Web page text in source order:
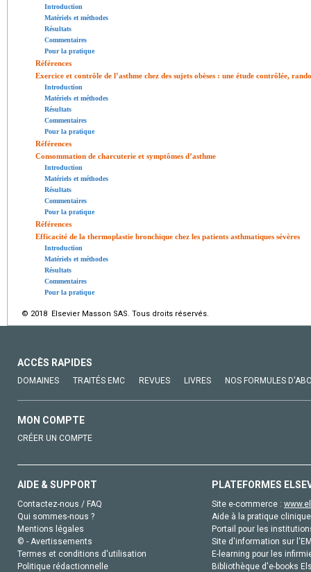
Introduction
Matériels et méthodes
Résultats
Commentaires
Pour la pratique
Références
Exercice et contrôle de l’asthme chez des sujets obèses : une étude contrôlée,
Introduction
Matériels et méthodes
Résultats
Commentaires
Pour la pratique
Références
Consommation de charcuterie et symptômes d’asthme
Introduction
Matériels et méthodes
Résultats
Commentaires
Pour la pratique
Références
Efficacité de la thermoplastie bronchique chez les patients asthmatiques sévères
Introduction
Matériels et méthodes
Résultats
Commentaires
Pour la pratique
© 2018 Elsevier Masson SAS. Tous droits réservés.
ACCÈS RAPIDES
DOMAINES TRAITÉS EMC REVUES LIVRES NOS FORMULES
MON COMPTE
CRÉER UN COMPTE
AIDE & SUPPORT
Contactez-nous / FAQ
Qui sommes-nous ?
Mentions légales
© - Avertissements
Termes et conditions d'utilisation
Politique rédactionnelle
PLATEFORMES
Site e-commerce :
Aide à la pratique
Portail pour les
Site d'information sur
E-learning pour les
Bibliothèque d'e-books